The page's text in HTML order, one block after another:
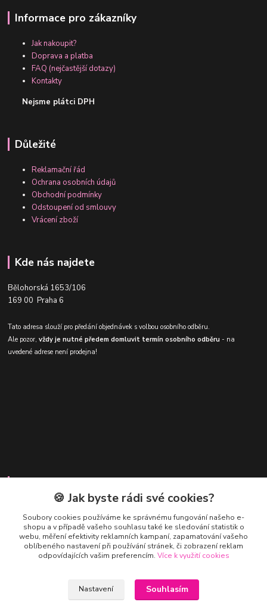
Informace pro zákazníky
Jak nakoupit?
Doprava a platba
FAQ (nejčastější dotazy)
Kontakty
Nejsme plátci DPH
Důležité
Reklamační řád
Ochrana osobních údajů
Obchodní podmínky
Odstoupení od smlouvy
Vrácení zboží
Kde nás najdete
Bělohorská 1653/106
169 00 Praha 6
Tato adresa slouží pro předání objednávek s volbou osobního odběru.
Ale pozor,vždy je nutné předem domluvit termín osobního odběru - na
uvedené adrese není prodejna!
Kontakty
Honza Adámek
honza@panenkysberatelske.cz
🍪 Jak byste rádi své cookies?
Soubory cookies používáme ke správnému fungování našeho e-
shopu a v případě vašeho souhlasu také ke sledování statistik o
webu, měření efektivity reklamních kampaní, zapamatování vašeho
oblíbeného nastavení při používání stránek, či zobrazení reklam
odpovídajících vašim preferencím. Více k využití cookies
Nastavení Souhlasím